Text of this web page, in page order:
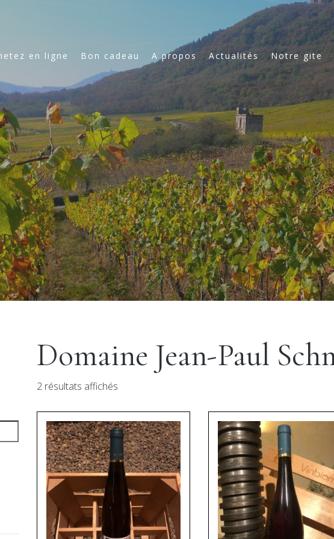
en ligne Bon cadeau A propos Actualités Notre gite
Domaine Jean-Paul
2 résultats affichés